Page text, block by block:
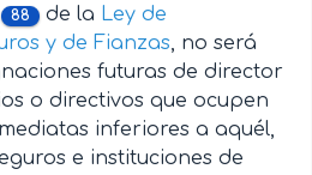
88 de la Ley de
y de Fianzas, no será
futuras de director
o directivos que ocupen
inferiores a aquél,
e instituciones de